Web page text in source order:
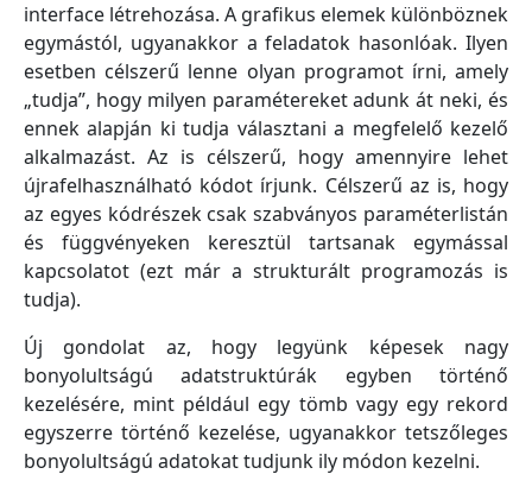
interface létrehozása. A grafikus elemek különböznek
egymástól, ugyanakkor a feladatok hasonlóak. Ilyen
esetben célszerű lenne olyan programot írni, amely
„tudja”, hogy milyen paramétereket adunk át neki, és
ennek alapján ki tudja választani a megfelelő kezelő
alkalmazást. Az is célszerű, hogy amennyire lehet
újrafelhasználható kódot írjunk. Célszerű az is, hogy
az egyes kódrészek csak szabványos paraméterlistán
és függvényeken keresztül tartsanak egymással
kapcsolatot (ezt már a strukturált programozás is
tudja).
Új gondolat az, hogy legyünk képesek nagy
bonyolultságú adatstruktúrák egyben történő
kezelésére, mint például egy tömb vagy egy rekord
egyszerre történő kezelése, ugyanakkor tetszőleges
bonyolultságú adatokat tudjunk ily módon kezelni.